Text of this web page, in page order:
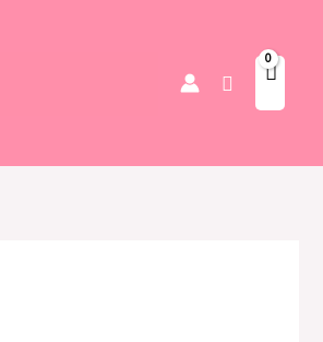
Buscar